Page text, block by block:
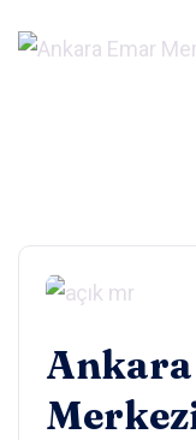
Ankara